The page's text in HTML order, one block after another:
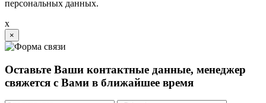
персональных данных.
x
×
Оставьте Ваши контактные данные, менеджер
свяжется с Вами в ближайшее время